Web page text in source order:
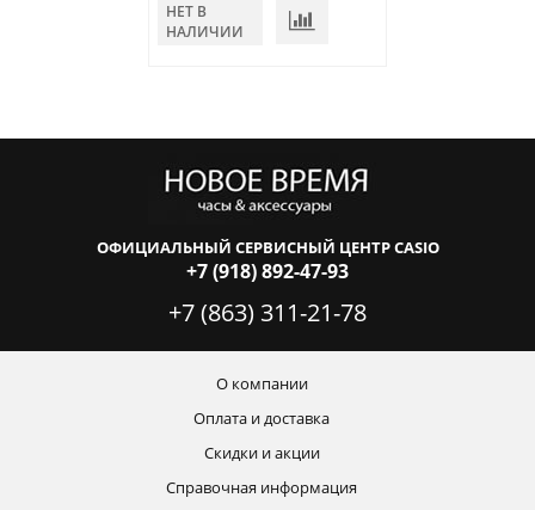
НЕТ В
НАЛИЧИИ
ОФИЦИАЛЬНЫЙ СЕРВИСНЫЙ ЦЕНТР CASIO
+7 (918) 892-47-93
+7 (863) 311-21-78
О компании
Оплата и доставка
Скидки и акции
Справочная информация